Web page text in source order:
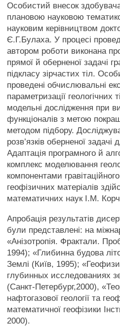
Особистий внесок
плановою науковою
науковим керівництвом
Є.Г.Булаха. У процесі
автором роботи виконана
прямої й оберненої задачі
підкласу зірчастих тіл.
проведені обчислювальні
параметризації геологічних
модельні дослідження при
функціоналів з метою
методом підбору.
розв’язків оберненої
Адаптація програмного й
комплекс моделювання
компонентами
геофізичних матеріалів
математичних наук І.М.
Апробація результатів
були представлені: на
«Анізотропія. Фрактали.
1994); «Глибинна будова
Землі (Київ, 1995);
глубинных исследованиях
(Санкт-Петербург,2000),
нафтогазової геології та
математичної геофізики
2000).